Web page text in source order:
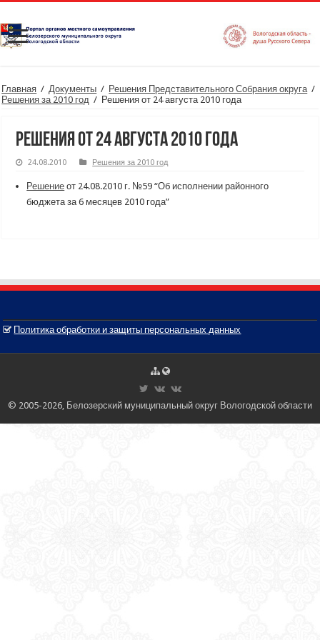
Главная / Документы / Решения Представительного Собрания округа /
Решения за 2010 год / Решения от 24 августа 2010 года
Решения от 24 августа 2010 года
24.08.2010 Решения за 2010 год
Решение от 24.08.2010 г. №59 “Об исполнении районного
бюджета за 6 месяцев 2010 года”
Политика обработки и защиты персональных данных
© 2005-2026, Белозерский муниципальный округ Вологодской области